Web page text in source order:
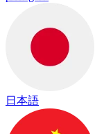
日本語